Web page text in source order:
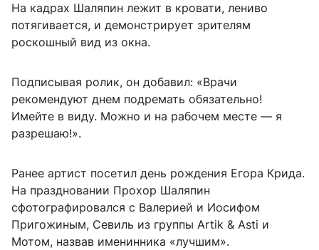
На кадрах Шаляпин лежит в кровати, лениво
потягивается, и демонстрирует зрителям
роскошный вид из окна.
Подписывая ролик, он добавил: «Врачи
рекомендуют днем подремать обязательно!
Имейте в виду. Можно и на рабочем месте — я
разрешаю!».
Ранее артист посетил день рождения Егора Крида.
На праздновании Прохор Шаляпин
сфотографировался с Валерией и Иосифом
Пригожиным, Севиль из группы Artik & Asti и
Мотом, назвав именинника «лучшим».